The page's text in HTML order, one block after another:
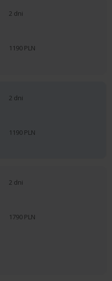
2 dni
1190 PLN
2 dni
1190 PLN
2 dni
1790 PLN